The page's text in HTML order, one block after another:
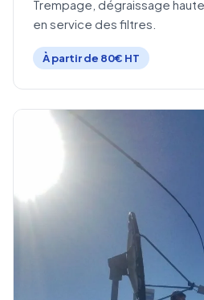
Trempage, dégraissage
en service des filtres.
À partir de 80€ HT